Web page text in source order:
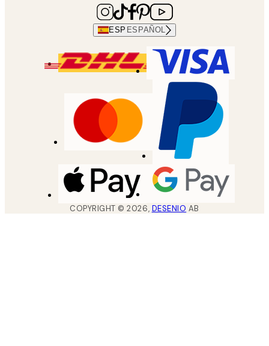
ESP ESPAÑOL
COPYRIGHT ©2026, DESENIO AB